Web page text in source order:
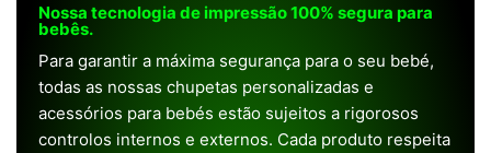
Nossa tecnologia de impressão 100% segura para
bebês.
Para garantir a máxima segurança para o seu bebé,
todas as nossas chupetas personalizadas e
acessórios para bebés estão sujeitos a rigorosos
controlos internos e externos. Cada produto respeita